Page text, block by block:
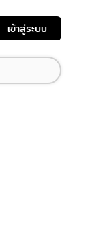
เข้าสู่ระบบ